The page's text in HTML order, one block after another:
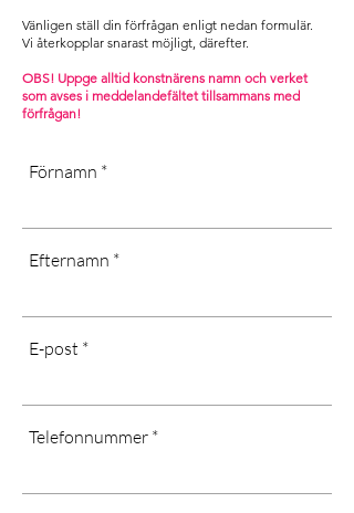
taxes or customs fees are subject to
the recipient.
your request]
[Dust dry only, don’t use water or
chemicals, long-term exposure in
cold or wet areas, as well as direct
sunlight may affect the quality of the
art]
Vänligen ställ din förfrågan enligt nedan formulär.
Vi återkopplar snarast möjligt, därefter. ​
OBS! Uppge alltid konstnärens namn och verket
som avses i meddelandefältet tillsammans med
förfrågan!
Förnamn
Efternamn
E-post
Telefonnummer